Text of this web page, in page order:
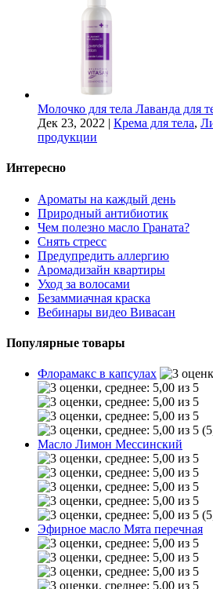
Молочко для тела Лаванда для
Дек 23, 2022 | Крема для тела,
продукции
Интересно
Ароматы на каждый день
Природный антибиотик
Чем полезно масло Граната?
Снять стресс
Предупредить аллергию
Аромадизайн квартиры
Уход за волосами
Безаммиачная краска
Вебинары видео Вивасан
Популярные товары
Флорамакс в капсулах
Масло Лимон Мессинский
Эфирное масло Мята перечная